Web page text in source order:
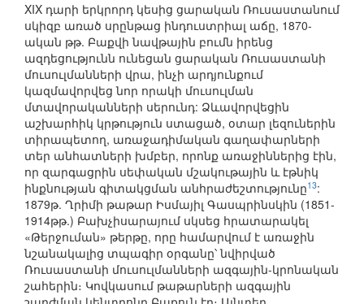
XIX դարի երկրորդ կեսից ցարական Ռուսաստանում
սկիզբ առած սրընթաց ինդուստրիալ աճը, 1870-
ական թթ. Բաքվի նավթային բումն իրենց
ազդեցությունն ունեցան ցարական Ռուսաստանի
մուսուլմանների վրա, ինչի արդյունքում
կազմավորվեց նոր որակի մուսուլման
մտավորականների սերունդ: Ձևավորվեցին
աշխարհիկ կրթություն ստացած, օտար լեզուներին
տիրապետող, առաջադիմական գաղափարների
տեր անհատների խմբեր, որոնք առաջիններից էին,
որ զարգացրին սեփական մշակութային և էթնիկ
ինքնության գիտակցման անհրաժեշտությունը13:
1879թ. Ղրիմի թաթար Իսմայիլ Գասպրինսկին (1851-
1914թթ.) Բախչիսարայում սկսեց հրատարակել
«Թերջուման» թերթը, որը համարվում է առաջին
նշանակալից տպագիր օրգանը՝ նվիրված
Ռուսաստանի մուսուլմանների ազգային-կրոնական
շահերին։ Կովկասում թաթարների ազգային